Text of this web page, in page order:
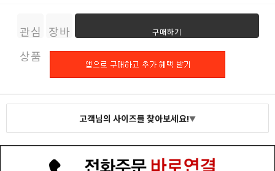
관심
상품
장바
구니
구매하기
고객님의 사이즈를 찾아보세요!▼